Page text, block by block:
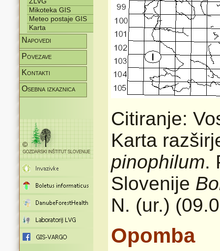
Mikoteka GIS
Meteo postaje GIS
Karta
Napovedi
Povezave
Kontakti
Osebna izkaznica
Citiranje:
Karta
pinophilum.
Slovenije
N. (ur.)
Opomba